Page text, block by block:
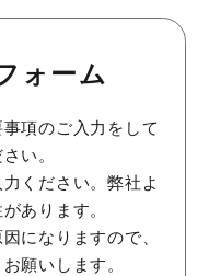
ォーム
項のご入力をして
い。
ください。弊社よ
あります。
になりますので、
願いします。